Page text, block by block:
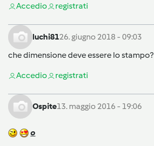
Accedio registrati
luchi8126. giugno 2018 - 09:03
che dimensione deve essere lo stampo?
Accedio registrati
Ospite13. maggio 2016 - 19:06
o